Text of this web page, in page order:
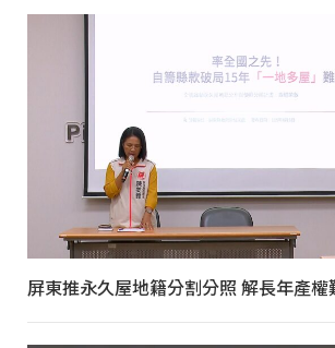
屏東推永久屋地籍分割分照 解長年產權